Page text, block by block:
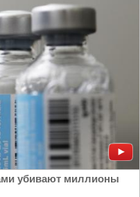
убивают миллионы